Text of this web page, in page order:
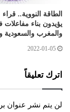
الطاقة النووية..
يؤيدون بناء مفاعلات
والمغرب والسعودية
2022-01-05
اترك تعليقاً
لن يتم نشر عنوان